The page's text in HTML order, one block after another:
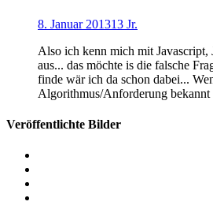
8. Januar 201313 Jr.
Also ich kenn mich mit Javascript,
aus... das möchte is die falsche
finde wär ich da schon dabei...
Algorithmus/Anforderung bekannt
Veröffentlichte Bilder